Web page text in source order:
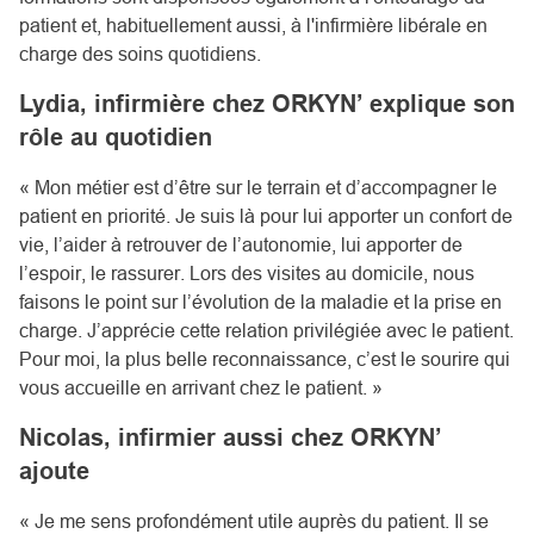
patient et, habituellement aussi, à l'infirmière libérale en
charge des soins quotidiens.
Lydia, infirmière chez ORKYN’ explique son
rôle au quotidien
« Mon métier est d’être sur le terrain et d’accompagner le
patient en priorité. Je suis là pour lui apporter un confort de
vie, l’aider à retrouver de l’autonomie, lui apporter de
l’espoir, le rassurer. Lors des visites au domicile, nous
faisons le point sur l’évolution de la maladie et la prise en
charge. J’apprécie cette relation privilégiée avec le patient.
Pour moi, la plus belle reconnaissance, c’est le sourire qui
vous accueille en arrivant chez le patient. »
Nicolas, infirmier aussi chez ORKYN’
ajoute
« Je me sens profondément utile auprès du patient. Il se